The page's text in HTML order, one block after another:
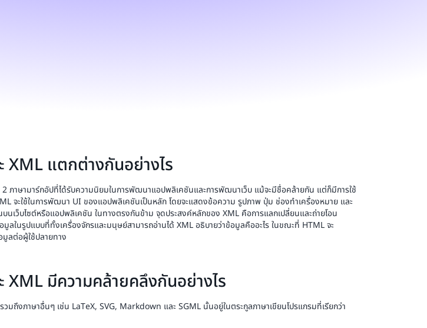
XML แตกต่างกันอย่างไร
2 ภาษามาร์กอัปที่ได้รับความนิยมในการพัฒนาแอปพลิเคชันและการพัฒนาเว็บ แม้จะมีชื่อคล้ายกัน แต่ก็มีการใช้
จะใช้ในการพัฒนา UI ของแอปพลิเคชันเป็นหลัก โดยจะแสดงข้อความ รูปภาพ ปุ่ม ช่องทำเครื่องหมาย และ
นเว็บไซต์หรือแอปพลิเคชัน ในทางตรงกันข้าม จุดประสงค์หลักของ XML คือการแลกเปลี่ยนและถ่ายโอน
มูลในรูปแบบที่ทั้งเครื่องจักรและมนุษย์สามารถอ่านได้ XML อธิบายว่าข้อมูลคืออะไร ในขณะที่ HTML จะ
ลต่อผู้ใช้ปลายทาง
XML มีความคล้ายคลึงกันอย่างไร
มถึงภาษาอื่นๆ เช่น LaTeX, SVG, Markdown และ SGML นั้นอยู่ในตระกูลภาษาเขียนโปรแกรมที่เรียกว่า